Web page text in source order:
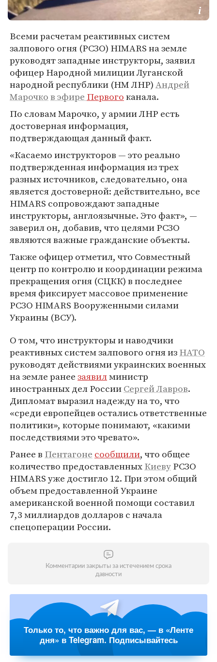
Всеми расчетам реактивных систем
залпового огня (РСЗО) HIMARS на земле
руководят западные инструкторы, заявил
офицер Народной милиции Луганской
народной республики (НМ ЛНР)Андрей
Марочков эфире Первогоканала.
По словам Марочко, у армии ЛНР есть
достоверная информация,
подтверждающая данный факт.
«Касаемо инструкторов — это реально
подтвержденная информация из трех
разных источников, следовательно, она
является достоверной: действительно, все
HIMARS сопровождают западные
инструкторы, англоязычные. Это факт», —
заверил он, добавив, что целями РСЗО
являются важные гражданские объекты.
Также офицер отметил, что Совместный
центр по контролю и координации режима
прекращения огня (СЦКК) в последнее
время фиксирует массовое применение
РСЗО HIMARS Вооруженными силами
Украины (ВСУ).
О том, что инструкторы и наводчики
реактивных систем залпового огня изНАТО
руководят действиями украинских военных
на земле ранеезаявилминистр
иностранных дел РоссииСергей Лавров.
Дипломат выразил надежду на то, что
«среди европейцев остались ответственные
политики», которые понимают, «какими
последствиями это чревато».
Ранее в Пентагоне сообщили, что общее
количество предоставленныхКиевуРСЗО
HIMARS уже достигло 12. При этом общий
объем предоставленной Украине
американской военной помощи составил
7,3 миллиардов долларов с начала
спецоперации России.
Комментарии закрыты за истечением срока
давности
Только то, что важно для вас, — в «Ленте
дня» в Telegram. Подписывайтесь